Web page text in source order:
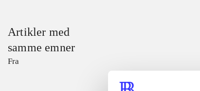
Artikler med
samme emner
Fra